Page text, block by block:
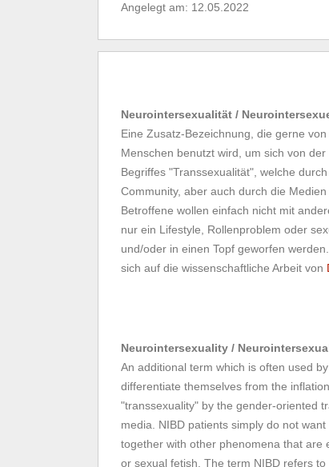
Angelegt am: 12.05.2022
Neurointersexualität /
Eine Zusatz-Bezeichnung, die gerne
Menschen benutzt wird, um sich von
Begriffes "Transsexualität", welche
Community, aber auch durch die
Betroffene wollen einfach nicht mit
nur ein Lifestyle, Rollenproblem oder
und/oder in einen Topf geworfen
sich auf die wissenschaftliche Arbeit von
Neurointersexuality /
An additional term which is often used
differentiate themselves from the
"transsexuality" by the gender-oriented
media. NIBD patients simply do not
together with other phenomena that are
or sexual fetish. The term NIBD refers